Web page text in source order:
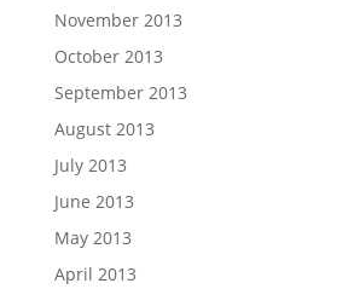
November 2013
October 2013
September 2013
August 2013
July 2013
June 2013
May 2013
April 2013